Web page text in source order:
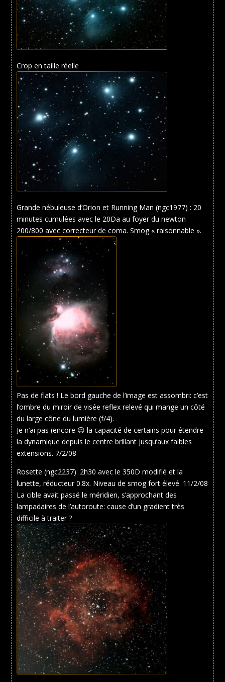
Crop en taille réelle
Grande nébuleuse d’Orion et Running Man (ngc1977) : 20
minutes cumulées avec le 20Da au foyer du newton
200/800 avec correcteur de coma. Smog « raisonnable ».
Pas de flats ! Le bord gauche de l’image est assombri: c’est
l’ombre du miroir de visée reflex relevé qui mange un côté
du large cône du lumière (f/4).
Je n’ai pas (encore 😉 la capacité de certains pour étendre
la dynamique depuis le centre brillant jusqu’aux faibles
extensions. 7/2/08
Rosette (ngc2237): 2h30 avec le 350D modifié et la
lunette, réducteur 0.8x. Niveau de smog fort élevé. 11/2/08
La cible avait passé le méridien, s’approchant des
lampadaires de l’autoroute: cause d’un gradient très
difficile à traiter ?